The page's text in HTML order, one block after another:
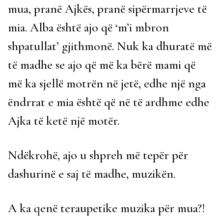
mua, pranë Ajkës, pranë sipërmarrjeve të
mia. Alba është ajo që ‘m’i mbron
shpatullat’ gjithmonë. Nuk ka dhuratë më
të madhe se ajo që më ka bërë mami që
më ka sjellë motrën në jetë, edhe një nga
ëndrrat e mia është që në të ardhme edhe
Ajka të ketë një motër.
Ndëkrohë, ajo u shpreh më tepër për
dashurinë e saj të madhe, muzikën.
A ka qenë teraupetike muzika për mua?!